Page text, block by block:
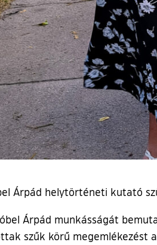
Árpád helytörténeti kutató
Árpád munkásságát
szűk körű megemlékezést